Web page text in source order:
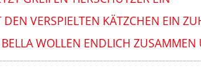
VERSPIELTEN KÄTZCHEN EIN
WOLLEN ENDLICH ZUSAMMEN